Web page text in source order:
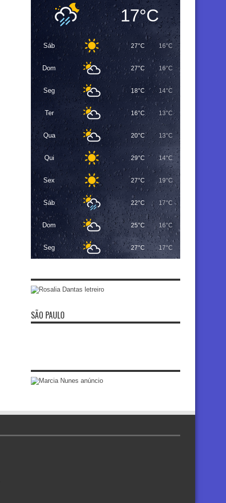
17°C
Sáb 27°C 16°C
Dom 27°C 16°C
Seg 18°C 14°C
Ter 16°C 13°C
Qua 20°C 13°C
Qui 29°C 14°C
Sex 27°C 19°C
Sáb 22°C 17°C
Dom 25°C 16°C
Seg 27°C 17°C
SÃO PAULO